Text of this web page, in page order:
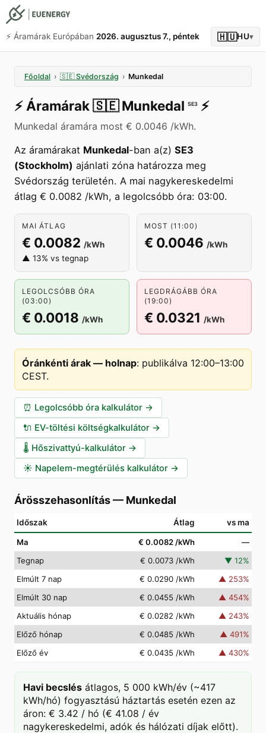
⚡️ Áramárak Európában 2026. augusztus 7., péntek 🇭🇺HU▾
Főoldal › 🇸🇪 Svédország › Munkedal
⚡️ Áramárak🇸🇪 Munkedal SE3 ⚡️
Munkedal áramára most € 0.0046 /kWh.
Az áramárakat Munkedal-ban a(z) SE3
(Stockholm) ajánlati zóna határozza meg
Svédország területén. A mai nagykereskedelmi
átlag € 0.0082 /kWh, a legolcsóbb óra: 03:00.
MAI ÁTLAG
€ 0.0082 /kWh
▲ 13% vs tegnap
MOST (11:00)
€ 0.0046 /kWh
LEGOLCSÓBB ÓRA
(03:00)
€ 0.0018 /kWh
LEGDRÁGÁBB ÓRA
(19:00)
€ 0.0321 /kWh
Óránkénti árak — holnap: publikálva 12:00–13:00
CEST.
⏰ Legolcsóbb óra kalkulátor →
🔌 EV-töltési költségkalkulátor →
🌡️ Hőszivattyú-kalkulátor →
☀️ Napelem-megtérülés kalkulátor →
Árösszehasonlítás— Munkedal
Időszak Átlag vs ma
Ma € 0.0082 /kWh
—
Tegnap
€ 0.0073 /kWh ▼ 12%
Elmúlt 7 nap
€ 0.0290 /kWh ▲ 253%
Elmúlt 30 nap
€ 0.0455 /kWh ▲ 454%
Aktuális hónap
€ 0.0282 /kWh ▲ 243%
Előző hónap
€ 0.0485 /kWh ▲ 491%
Előző év
€ 0.0435 /kWh ▲ 430%
Havi becslés átlagos, 5 000 kWh/év (~417
kWh/hó) fogyasztású háztartás esetén ezen az
áron: € 3.42 / hó (€ 41.08 / év
nagykereskedelmi, adók és hálózati díjak előtt).